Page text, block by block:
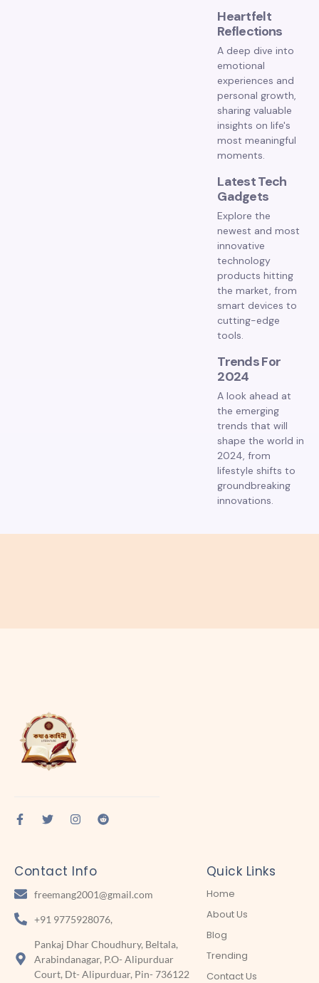
Heartfelt
Reflections
A deep dive into
emotional
experiences and
personal growth,
sharing valuable
insights on life's
most meaningful
moments.
Latest Tech
Gadgets
Explore the
newest and most
innovative
technology
products hitting
the market, from
smart devices to
cutting-edge
tools.
Trends For
2024
A look ahead at
the emerging
trends that will
shape the world in
2024, from
lifestyle shifts to
groundbreaking
innovations.
Contact Info
freemang2001@gmail.com
+91 9775928076,
Pankaj Dhar Choudhury, Beltala,
Arabindanagar, P.O- Alipurduar
Court, Dt- Alipurduar, Pin- 736122
Quick Links
Home
About Us
Blog
Trending
Contact Us